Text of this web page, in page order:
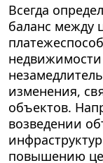
Всегда
баланс между
изменения,
объектов. Например: принятое решение о
возведении
инфраструктуры, мгновенно дает
повышению